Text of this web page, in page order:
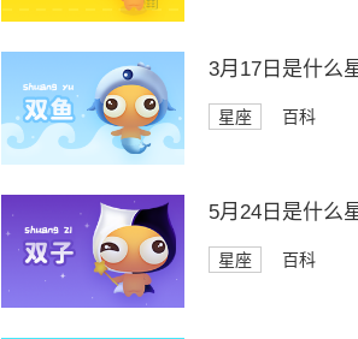
3月17日是什么
星座 百科
5月24日是什么
星座 百科